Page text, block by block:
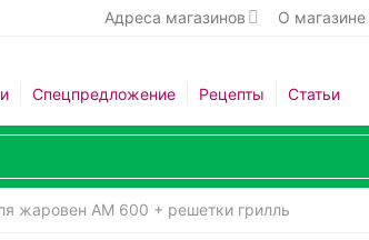
Адреса магазинов О магазине
Спецпредложение Рецепты Статьи
жаровен АМ 600 + решетки грилль